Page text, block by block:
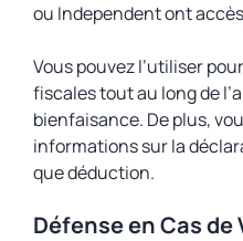
ou Independent ont
Vous pouvez l’utiliser
fiscales tout au long de
bienfaisance. De plus,
informations sur la
que déduction.
Défense en Cas